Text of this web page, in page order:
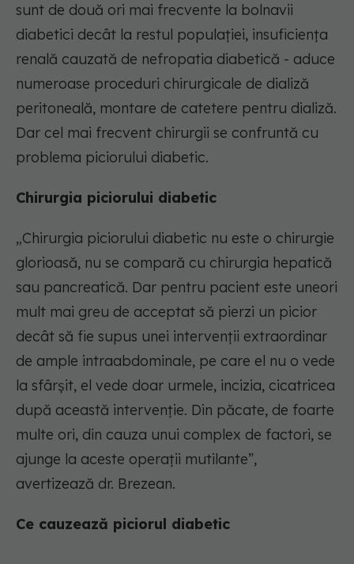
sunt de două ori mai frecvente la bolnavii
diabetici decât la restul populației, insuficiența
renală cauzată de nefropatia diabetică - aduce
numeroase proceduri chirurgicale de dializă
peritoneală, montare de catetere pentru dializă.
Dar cel mai frecvent chirurgii se confruntă cu
problema piciorului diabetic.
Chirurgia piciorului diabetic
„Chirurgia piciorului diabetic nu este o chirurgie
glorioasă, nu se compară cu chirurgia hepatică
sau pancreatică. Dar pentru pacient este uneori
mult mai greu de acceptat să pierzi un picior
decât să fie supus unei intervenții extraordinar
de ample intraabdominale, pe care el nu o vede
la sfârșit, el vede doar urmele, incizia, cicatricea
după această intervenție. Din păcate, de foarte
multe ori, din cauza unui complex de factori, se
ajunge la aceste operații mutilante”,
avertizează dr. Brezean.
Ce cauzează piciorul diabetic